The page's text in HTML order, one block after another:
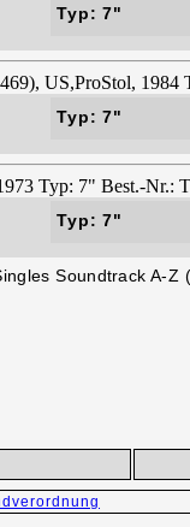
Typ: 7"
Typ: 7"
Typ: 7"
Soundtrack A-